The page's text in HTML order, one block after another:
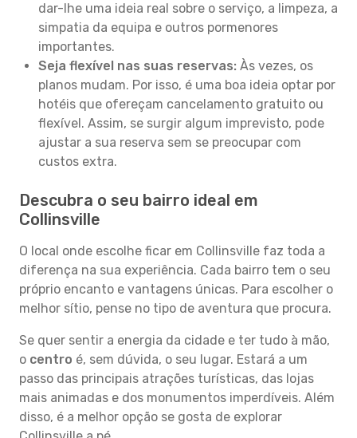
dar-lhe uma ideia real sobre o serviço, a limpeza, a
simpatia da equipa e outros pormenores
importantes.
Seja flexível nas suas reservas: Às vezes, os
planos mudam. Por isso, é uma boa ideia optar por
hotéis que ofereçam cancelamento gratuito ou
flexível. Assim, se surgir algum imprevisto, pode
ajustar a sua reserva sem se preocupar com
custos extra.
Descubra o seu bairro ideal em
Collinsville
O local onde escolhe ficar em Collinsville faz toda a
diferença na sua experiência. Cada bairro tem o seu
próprio encanto e vantagens únicas. Para escolher o
melhor sítio, pense no tipo de aventura que procura.
Se quer sentir a energia da cidade e ter tudo à mão,
o centro é, sem dúvida, o seu lugar. Estará a um
passo das principais atrações turísticas, das lojas
mais animadas e dos monumentos imperdíveis. Além
disso, é a melhor opção se gosta de explorar